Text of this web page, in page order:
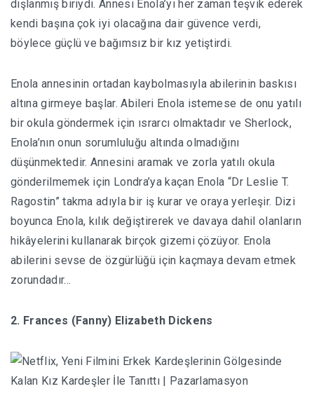
dışlanmış biriydi. Annesi Enola’yı her zaman teşvik ederek
kendi başına çok iyi olacağına dair güvence verdi,
böylece güçlü ve bağımsız bir kız yetiştirdi.
Enola annesinin ortadan kaybolmasıyla abilerinin baskısı
altına girmeye başlar. Abileri Enola istemese de onu yatılı
bir okula göndermek için ısrarcı olmaktadır ve Sherlock,
Enola’nın onun sorumluluğu altında olmadığını
düşünmektedir. Annesini aramak ve zorla yatılı okula
gönderilmemek için Londra’ya kaçan Enola “Dr Leslie T.
Ragostin” takma adıyla bir iş kurar ve oraya yerleşir. Dizi
boyunca Enola, kılık değiştirerek ve davaya dahil olanların
hikâyelerini kullanarak birçok gizemi çözüyor. Enola
abilerini sevse de özgürlüğü için kaçmaya devam etmek
zorundadır…
2. Frances (Fanny) Elizabeth Dickens